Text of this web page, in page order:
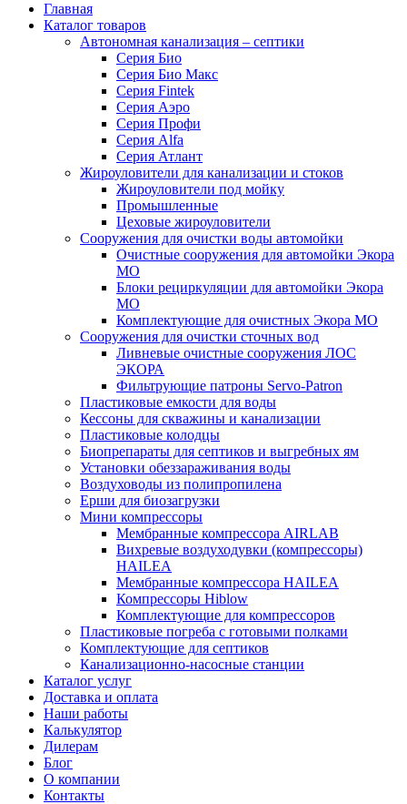
Главная
Каталог товаров
Автономная канализация – септики
Серия Био
Серия Био Макс
Серия Fintek
Серия Аэро
Серия Профи
Серия Alfa
Серия Атлант
Жироуловители для канализации и стоков
Жироуловители под мойку
Промышленные
Цеховые жироуловители
Сооружения для очистки воды автомойки
Очистные сооружения для автомойки Экора
МО
Блоки рециркуляции для автомойки Экора
МО
Комплектующие для очистных Экора МО
Сооружения для очистки сточных вод
Ливневые очистные сооружения ЛОС
ЭКОРА
Фильтрующие патроны Servo-Patron
Пластиковые емкости для воды
Кессоны для скважины и канализации
Пластиковые колодцы
Биопрепараты для септиков и выгребных ям
Установки обеззараживания воды
Воздуховоды из полипропилена
Ерши для биозагрузки
Мини компрессоры
Мембранные компрессора AIRLAB
Вихревые воздуходувки (компрессоры)
HAILEA
Мембранные компрессора HAILEA
Компрессоры Hiblow
Комплектующие для компрессоров
Пластиковые погреба с готовыми полками
Комплектующие для септиков
Канализационно-насосные станции
Каталог услуг
Доставка и оплата
Наши работы
Калькулятор
Дилерам
Блог
О компании
Контакты